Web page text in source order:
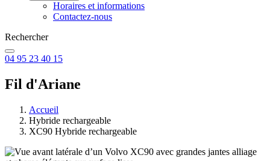
Horaires et informations
Contactez-nous
Rechercher
04 95 23 40 15
Fil d'Ariane
Accueil
Hybride rechargeable
XC90 Hybride rechargeable